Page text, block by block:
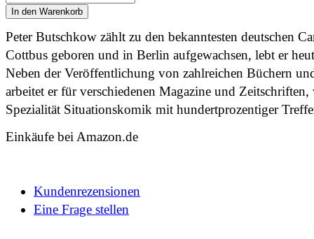
Peter Butschkow zählt zu den bekanntesten deutschen
Cottbus geboren und in Berlin aufgewachsen, lebt er
Neben der Veröffentlichung von zahlreichen Büchern
arbeitet er für verschiedenen Magazine und Zeitschriften,
Spezialität Situationskomik mit hundertprozentiger
Einkäufe bei Amazon.de
Kundenrezensionen
Eine Frage stellen